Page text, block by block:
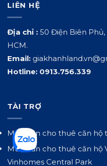
LIÊN HỆ
Địa chỉ : 50 Điện Biên
HCM.
Email:
Hotline: 0913.756.339
TÀI TRỢ
Mua bán cho thuê căn hộ
Mua bán cho thuê căn hộ
Vinhomes Central Park